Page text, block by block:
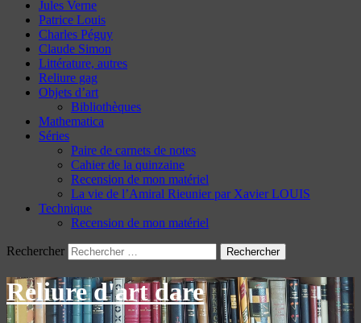
Jules Verne
Patrice Louis
Charles Péguy
Claude Simon
Littérature, autres
Reliure gag
Objets d’art
Bibliothèques
Mathematica
Séries
Paire de carnets de notes
Cahier de la quinzaine
Recension de mon matériel
La vie de l’Amiral Rieunier par Xavier LOUIS
Technique
Recension de mon matériel
Rechercher
Reliure d'art dare